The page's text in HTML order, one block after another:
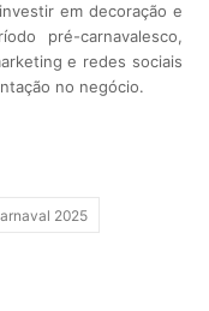
em decoração e
pré-carnavalesco,
e redes sociais
no negócio.
2025